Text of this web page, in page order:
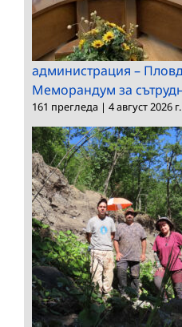
администрация –
Меморандум за
161 прегледа | 4 август 2026 г.